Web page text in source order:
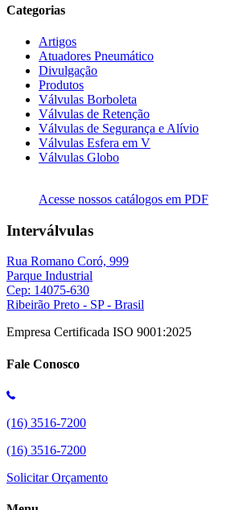
Categorias
Artigos
Atuadores Pneumático
Divulgação
Produtos
Válvulas Borboleta
Válvulas de Retenção
Válvulas de Segurança e Alívio
Válvulas Esfera em V
Válvulas Globo
Acesse nossos catálogos em PDF
Interválvulas
Rua Romano Coró, 999
Parque Industrial
Cep: 14075-630
Ribeirão Preto - SP - Brasil
Empresa Certificada ISO 9001:2025
Fale Conosco
(16) 3516-7200
(16) 3516-7200
Solicitar Orçamento